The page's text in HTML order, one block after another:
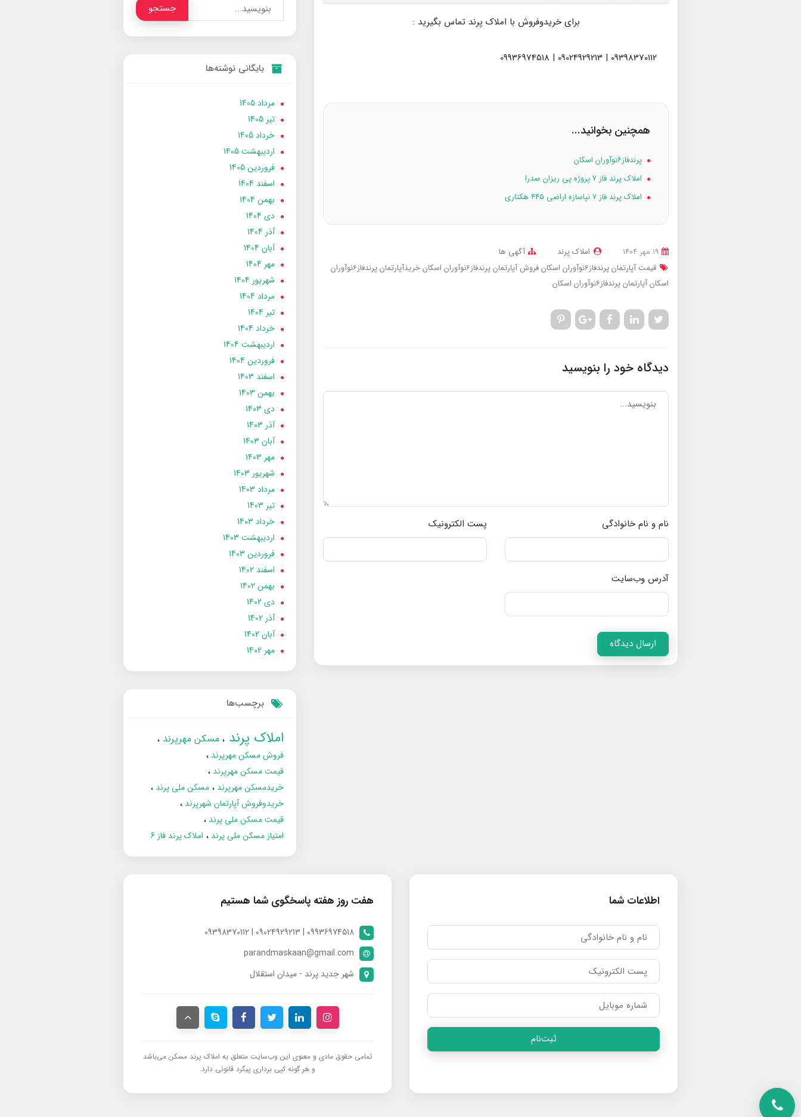
برای خریدوفروش با املاک پرند تماس بگیرید :
همچنین بخوانید...
پرندفاز۶نوآوران اسکان
املاک پرند فاز ۷ پروژه پی ریزان صدرا
املاک پرند فاز ۷ نپاسازه اراضی ۴۴۵ هکتاری
املاک پرند
آگهی ها
قیمت آپارتمان پرندفاز6نوآوران اسکان
فروش آپارتمان پرندفاز6نوآوران اسکان
خریدآپارتمان پرندفاز6نوآوران
اسکانآپارتمان پرندفاز6نوآوران اسکان
دیدگاه خود را بنویسید
نام و نام خانوادگی پست الکترونیک
آدرس وب‌سایت
ارسال دیدگاه
جستجو
بایگانی نوشته‌ها
مرداد 1405
تير 1405
خرداد 1405
ارديبهشت 1405
فروردین 1405
اسفند 1404
بهمن 1404
دی 1404
آذر 1404
آبان 1404
مهر 1404
شهریور 1404
مرداد 1404
تير 1404
خرداد 1404
ارديبهشت 1404
فروردین 1404
اسفند 1403
بهمن 1403
دی 1403
آذر 1403
آبان 1403
مهر 1403
شهریور 1403
مرداد 1403
تير 1403
خرداد 1403
ارديبهشت 1403
فروردین 1403
اسفند 1402
بهمن 1402
دی 1402
آذر 1402
آبان 1402
مهر 1402
برچسب‌ها
املاک پرند مسکن مهرپرند
فروش مسکن مهرپرند
قیمت مسکن مهرپرند
خریدمسکن مهرپرند
مسکن ملی پرند
خریدوفروش آپارتمان شهرپرند
قیمت مسکن ملی پرند
امتیاز مسکن ملی پرند
املاک پرند فاز 6
اطلاعات شما
ثبت‌نام
هفت روز هفته پاسخگوی شما هستیم
09936974518 | 09024929213 | 09398370112
parandmaskaan@gmail.com
شهر جدید پرند - میدان استقلال
تمامی حقوق مادی و معنوی این وب‌سایت متعلق به املاک پرند مسکن می‌باشد
و هر گونه کپی برداری پیگرد قانونی دارد.